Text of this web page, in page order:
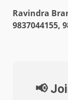
Ravindra
9837044155,
📢